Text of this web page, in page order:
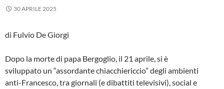
30 APRILE 2025
di Fulvio De Giorgi
Dopo la morte di papa Bergoglio, il 21 aprile, si è
sviluppato un “assordante chiacchiericcio” degli ambienti
anti-Francesco, tra giornali (e dibattiti televisivi), social e